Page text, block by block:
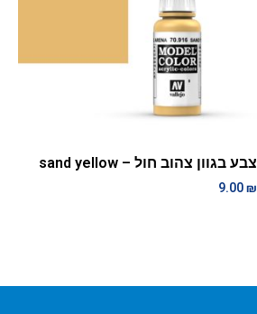
צבע בגוון צהוב חול – sand yellow
9.00₪